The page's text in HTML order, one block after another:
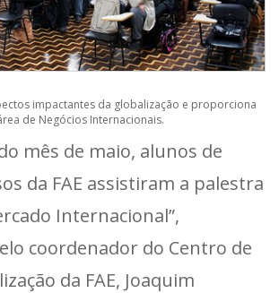
impactantes da globalização e proporciona
de Negócios Internacionais.
mês de maio, alunos de
da FAE assistiram a palestra
Internacional”,
coordenador do Centro de
da FAE, Joaquim